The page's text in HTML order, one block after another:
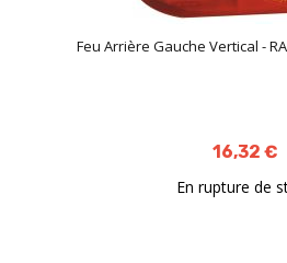
Feu Arrière Gauche Vertical -
16,32 €
En rupture de